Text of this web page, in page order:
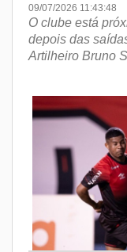
09/07/2026 11:43:48
O clube está
depois das
Artilheiro Bruno